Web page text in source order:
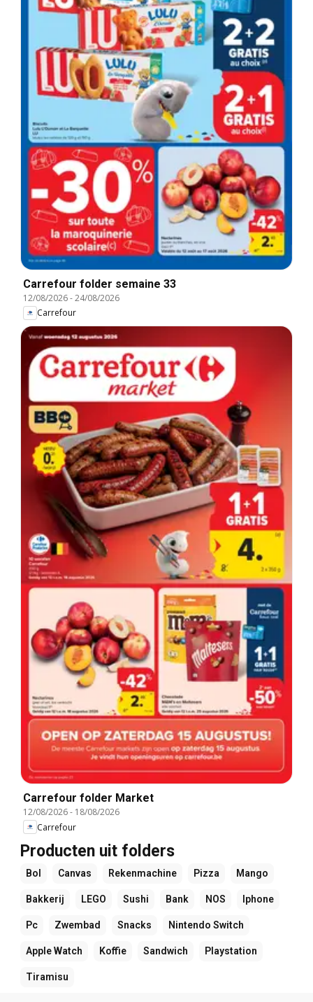
Carrefour folder semaine 33
12/08/2026-24/08/2026
Carrefour
Carrefour folder Market
12/08/2026- 18/08/2026
Carrefour
Producten uit folders
Bol Canvas Rekenmachine Pizza Mango
Bakkerij LEGO Sushi Bank NOS Iphone
Pc Zwembad Snacks Nintendo Switch
Apple Watch Koffie Sandwich Playstation
Tiramisu